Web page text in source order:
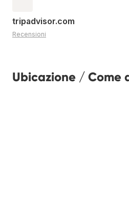
tripadvisor.com
Recensioni
Ubicazione / Come